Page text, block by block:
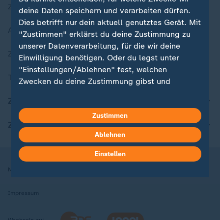
Zuletzt veröffentlicht
Aktuelle Sendungs-Videos
ZDFheute Stories
Themen im Überblick
ZDFheute Apps
Nutzungsbedingungen
Impressum
deine Daten speichern und verarbeiten dürfen.
Dies betrifft nur dein aktuell genutztes Gerät. Mit
"Zustimmen" erklärst du deine Zustimmung zu
unserer Datenverarbeitung, für die wir deine
Einwilligung benötigen. Oder du legst unter
"Einstellungen/Ablehnen" fest, welchen
Zwecken du deine Zustimmung gibst und
in deinen Einstellungen widerrufen oder ändern.
Hier findest du das Impressum.
Weitere Informationen findest du in unserer
Datenschutzerklärung.
Zustimmen
Ablehnen
Einstellen